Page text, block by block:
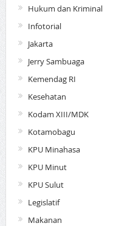
Hukum dan Kriminal
Infotorial
Jakarta
Jerry Sambuaga
Kemendag RI
Kesehatan
Kodam XIII/MDK
Kotamobagu
KPU Minahasa
KPU Minut
KPU Sulut
Legislatif
Makanan